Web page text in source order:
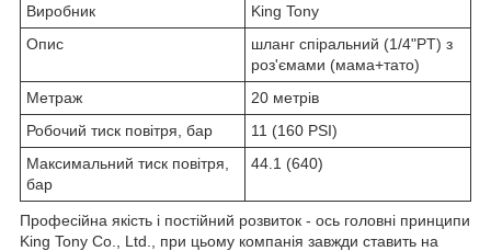
Виробник
King Tony
Опис
шланг спіральний (1/4"PT) з
роз'ємами (мама+тато)
Метраж
20 метрів
Робочий тиск повітря, бар
11 (160 PSI)
Максимальний тиск повітря,
бар
44.1 (640)
Професійна якість і постійний розвиток - ось головні принципи
King Tony Co., Ltd., при цьому компанія завжди ставить на